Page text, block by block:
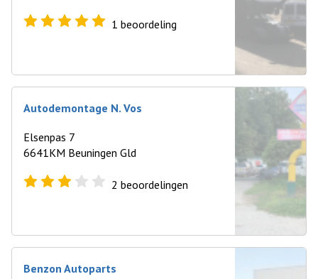
1 beoordeling
Autodemontage N. Vos
Elsenpas 7
6641KM Beuningen Gld
2 beoordelingen
Benzon Autoparts